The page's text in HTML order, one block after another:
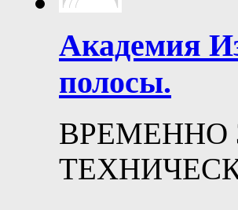
Академия
полосы.
ВРЕМЕННО